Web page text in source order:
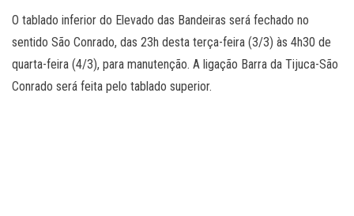
O tablado inferior do Elevado das Bandeiras será fechado no
sentido São Conrado, das 23h desta terça-feira (3/3) às 4h30 de
quarta-feira (4/3), para manutenção. A ligação Barra da Tijuca-São
Conrado será feita pelo tablado superior.